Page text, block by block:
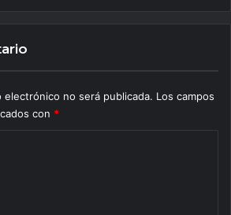
no será publicada. Los campos
con *